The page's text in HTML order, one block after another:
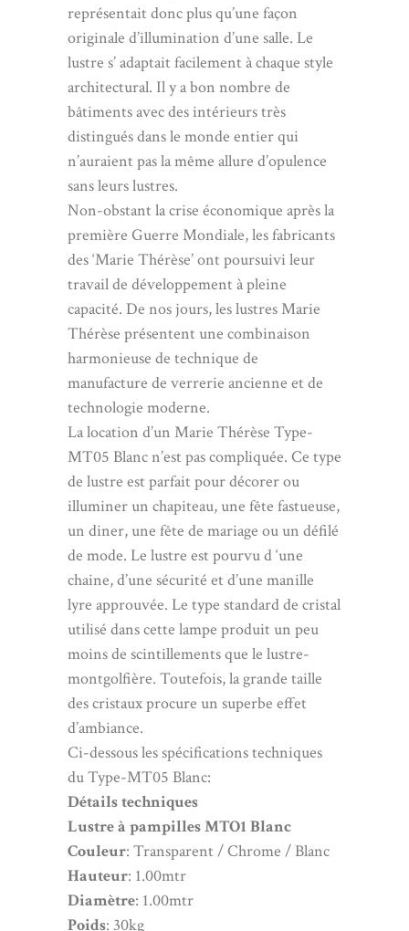
représentait donc plus qu’une façon
originale d’illumination d’une salle. Le
lustre s’ adaptait facilement à chaque style
architectural. Il y a bon nombre de
bâtiments avec des intérieurs très
distingués dans le monde entier qui
n’auraient pas la même allure d’opulence
sans leurs lustres.
Non-obstant la crise économique après la
première Guerre Mondiale, les fabricants
des ‘Marie Thérèse’ ont poursuivi leur
travail de développement à pleine
capacité. De nos jours, les lustres Marie
Thérèse présentent une combinaison
harmonieuse de technique de
manufacture de verrerie ancienne et de
technologie moderne.
La location d’un Marie Thérèse Type-
MT05 Blanc n’est pas compliquée. Ce type
de lustre est parfait pour décorer ou
illuminer un chapiteau, une fête fastueuse,
un diner, une fête de mariage ou un défilé
de mode. Le lustre est pourvu d ‘une
chaine, d’une sécurité et d’une manille
lyre approuvée. Le type standard de cristal
utilisé dans cette lampe produit un peu
moins de scintillements que le lustre-
montgolfière. Toutefois, la grande taille
des cristaux procure un superbe effet
d’ambiance.
Ci-dessous les spécifications techniques
du Type-MT05 Blanc:
Détails techniques
Lustre à pampilles MTO1 Blanc
Couleur: Transparent / Chrome / Blanc
Hauteur: 1.00mtr
Diamètre: 1.00mtr
Poids: 30kg